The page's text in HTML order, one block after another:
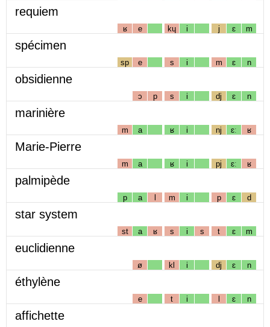
requiem
ʁ e kɥ i j ɛ m
spécimen
sp e s i m ɛ n
obsidienne
ɔ p s i dj ɛ n
marinière
m a ʁ i nj ɛː ʁ
Marie-Pierre
m a ʁ i pj ɛː ʁ
palmipède
p a l m i p ɛ d
star system
st a ʁ s i s t ɛ m
euclidienne
ø kl i dj ɛ n
éthylène
e t i l ɛ n
affichette